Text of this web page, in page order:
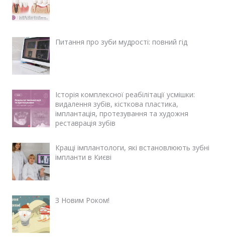
Питання про зуби мудрості: повний гід
Історія комплексної реабілітації усмішки:
видалення зубів, кісткова пластика,
імплантація, протезування та художня
реставрація зубів
Кращі імплантологи, які встановлюють зубні
імпланти в Києві
З Новим Роком!